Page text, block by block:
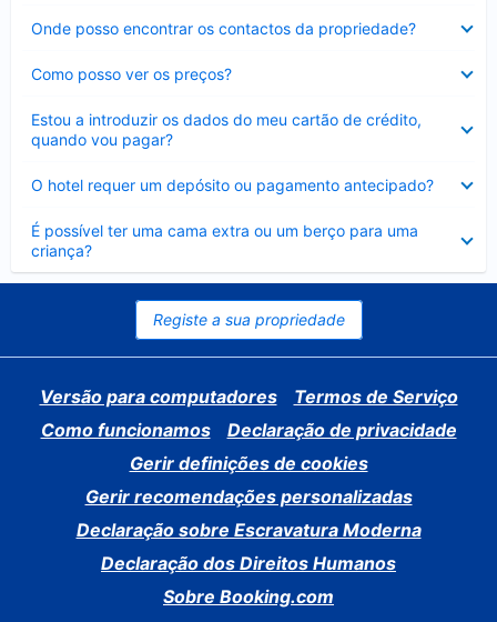
Onde posso encontrar os contactos da propriedade?
fechado
Como posso ver os preços?
fechado
Estou a introduzir os dados do meu cartão de crédito,
quando vou pagar?
fechado
O hotel requer um depósito ou pagamento antecipado?
fechado
É possível ter uma cama extra ou um berço para uma
criança?
Elemento
fechado
Registe a sua propriedade
Versão para computadores
Termos de Serviço
Como funcionamos
Declaração de privacidade
Gerir definições de cookies
Gerir recomendações personalizadas
Declaração sobre Escravatura Moderna
Declaração dos Direitos Humanos
Sobre Booking.com